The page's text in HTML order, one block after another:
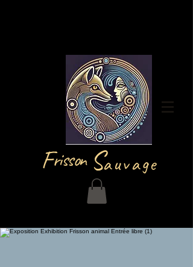
Frisson auvage
Iniciar sesión
S